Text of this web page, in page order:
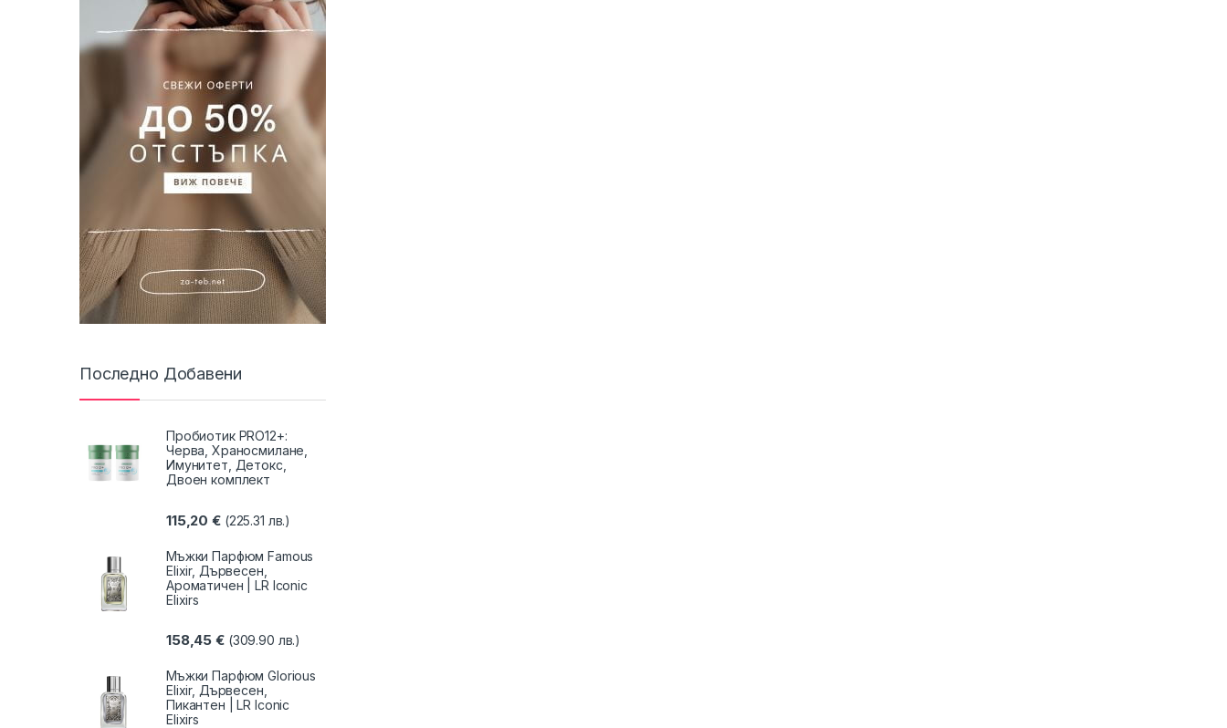
Последно Добавени
Пробиотик PRO12+:
Черва, Храносмилане,
Имунитет, Детокс,
Двоен комплект
115,20€ (225.31 лв.)
Мъжки Парфюм Famous
Elixir, Дървесен,
Ароматичен | LR Iconic
Elixirs
158,45€ (309.90 лв.)
Мъжки Парфюм Glorious
Elixir, Дървесен,
Пикантен | LR Iconic
Elixirs